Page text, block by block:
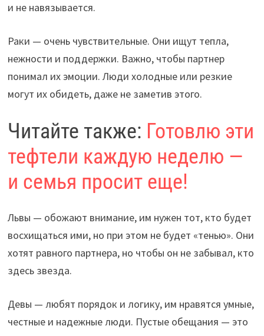
и не навязывается.
Раки — очень чувствительные. Они ищут тепла,
нежности и поддержки. Важно, чтобы партнер
понимал их эмоции. Люди холодные или резкие
могут их обидеть, даже не заметив этого.
Читайте также: Готовлю эти
тефтели каждую неделю —
и семья просит еще!
Львы — обожают внимание, им нужен тот, кто будет
восхищаться ими, но при этом не будет «тенью». Они
хотят равного партнера, но чтобы он не забывал, кто
здесь звезда.
Девы — любят порядок и логику, им нравятся умные,
честные и надежные люди. Пустые обещания — это